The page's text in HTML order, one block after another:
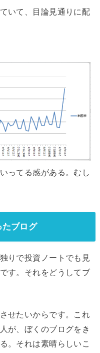
いて、目論見通りに配
ってる感がある。むし
たブログ
りで投資ノートでも見
す。それをどうしてブ
せたいからです。これ
が、ぼくのブログをき
。それは素晴らしいこ